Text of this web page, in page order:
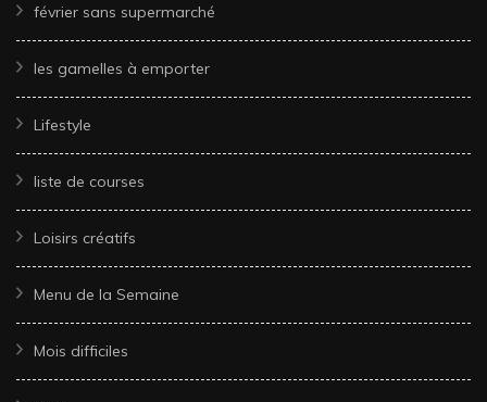
février sans supermarché
les gamelles à emporter
Lifestyle
liste de courses
Loisirs créatifs
Menu de la Semaine
Mois difficiles